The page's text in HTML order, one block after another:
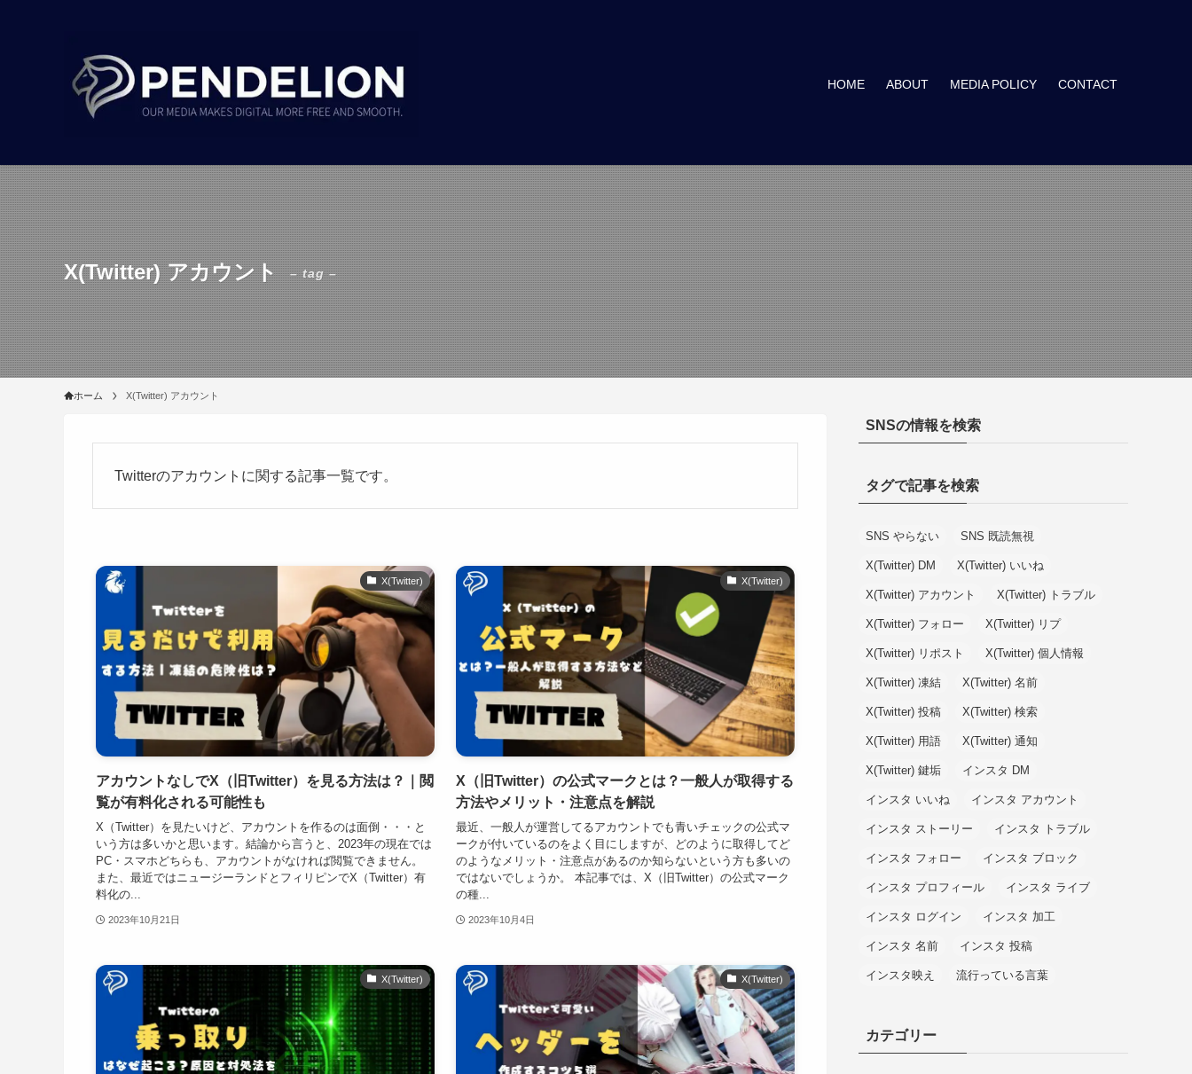
HOME ABOUT MEDIA POLICY CONTACT
X(Twitter) アカウント – tag –
ホーム X(Twitter) アカウント
Twitterのアカウントに関する記事一覧です。
X(Twitter)
アカウントなしでX（旧Twitter）を見る方法は？｜閲
覧が有料化される可能性も
X（Twitter）を見たいけど、アカウントを作るのは面倒・・・と
いう方は多いかと思います。結論から言うと、2023年の現在では
PC・スマホどちらも、アカウントがなければ閲覧できません。
また、最近ではニュージーランドとフィリピンでX（Twitter）有
料化の...
2023年10月21日
X(Twitter)
X（旧Twitter）の公式マークとは？一般人が取得する
方法やメリット・注意点を解説
最近、一般人が運営してるアカウントでも青いチェックの公式マ
ークが付いているのをよく目にしますが、どのように取得してど
のようなメリット・注意点があるのか知らないという方も多いの
ではないでしょうか。 本記事では、X（旧Twitter）の公式マーク
の種...
2023年10月4日
X(Twitter) X(Twitter)
SNSの情報を検索
タグで記事を検索
SNS やらない SNS 既読無視
X(Twitter) DM X(Twitter) いいね
X(Twitter) アカウント X(Twitter) トラブル
X(Twitter) フォロー X(Twitter) リプ
X(Twitter) リポスト X(Twitter) 個人情報
X(Twitter) 凍結 X(Twitter) 名前
X(Twitter) 投稿 X(Twitter) 検索
X(Twitter) 用語 X(Twitter) 通知
X(Twitter) 鍵垢 インスタ DM
インスタ いいね インスタ アカウント
インスタ ストーリー インスタ トラブル
インスタ フォロー インスタ ブロック
インスタ プロフィール インスタ ライブ
インスタ ログイン インスタ 加工
インスタ 名前 インスタ 投稿
インスタ映え 流行っている言葉
カテゴリー